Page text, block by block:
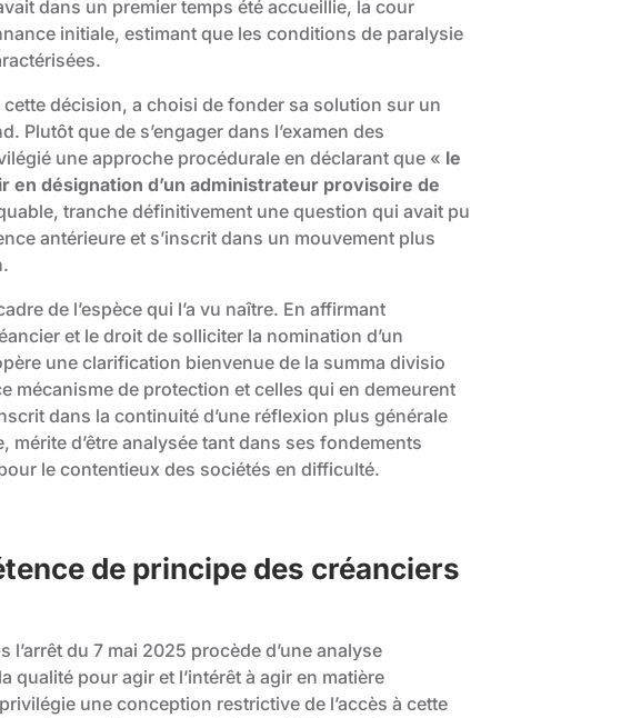
dans un premier temps été accueillie, la cour
initiale, estimant que les conditions de paralysie
décision, a choisi de fonder sa solution sur un
Plutôt que de s’engager dans l’examen des
une approche procédurale en déclarant que « le
en désignation d’un administrateur provisoire de
tranche définitivement une question qui avait pu
antérieure et s’inscrit dans un mouvement plus
de l’espèce qui l’a vu naître. En affirmant
et le droit de solliciter la nomination d’un
une clarification bienvenue de la summa divisio
mécanisme de protection et celles qui en demeurent
dans la continuité d’une réflexion plus générale
d’être analysée tant dans ses fondements
le contentieux des sociétés en difficulté.
de principe des créanciers
du 7 mai 2025 procède d’une analyse
pour agir et l’intérêt à agir en matière
une conception restrictive de l’accès à cette